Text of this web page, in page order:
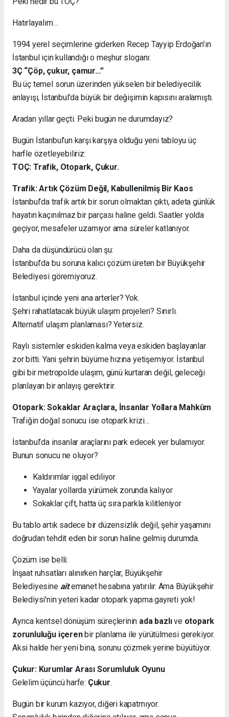
Hatırlayalım…
1994 yerel seçimlerine giderken Recep Tayyip Erdoğan’ın
İstanbul için kullandığı o meşhur sloganı:
3Ç “Çöp, çukur, çamur…”
Bu üç temel sorun üzerinden yükselen bir belediyecilik
anlayışı, İstanbul’da büyük bir değişimin kapısını aralamıştı.
Aradan yıllar geçti. Peki bugün ne durumdayız?
Bugün İstanbul’un karşı karşıya olduğu yeni tabloyu üç
harfle özetleyebiliriz:
TOÇ: Trafik, Otopark, Çukur.
Trafik: Artık Çözüm Değil, Kabullenilmiş Bir Kaos
İstanbul’da trafik artık bir sorun olmaktan çıktı, adeta günlük
hayatın kaçınılmaz bir parçası haline geldi. Saatler yolda
geçiyor, mesafeler uzamıyor ama süreler katlanıyor.
Daha da düşündürücü olan şu:
İstanbul’da bu soruna kalıcı çözüm üreten bir Büyükşehir
Belediyesi göremiyoruz.
İstanbul içinde yeni ana arterler? Yok.
Şehri rahatlatacak büyük ulaşım projeleri? Sınırlı.
Alternatif ulaşım planlaması? Yetersiz.
Raylı sistemler eskiden kalma veya eskiden başlayanlar
zor bitti. Yani şehrin büyüme hızına yetişemiyor. İstanbul
gibi bir metropolde ulaşım, günü kurtaran değil, geleceği
planlayan bir anlayış gerektirir.
Otopark: Sokaklar Araçlara, İnsanlar Yollara Mahkûm
Trafiğin doğal sonucu ise otopark krizi…
İstanbul’da insanlar araçlarını park edecek yer bulamıyor.
Bunun sonucu ne oluyor?
Kaldırımlar işgal ediliyor
Yayalar yollarda yürümek zorunda kalıyor
Sokaklar çift, hatta üç sıra parkla kilitleniyor
Bu tablo artık sadece bir düzensizlik değil, şehir yaşamını
doğrudan tehdit eden bir sorun haline gelmiş durumda.
Çözüm ise belli:
İnşaat ruhsatları alınırken harçlar, Büyükşehir
Belediyesine aitemanet hesabına yatırılır. Ama Büyükşehir
Belediysi'nin yeteri kadar otopark yapma gayreti yok!
Ayrıca kentsel dönüşüm süreçlerinin ada bazlıve otopark
zorunluluğu içerenbir planlama ile yürütülmesi gerekiyor.
Aksi halde her yeni bina, sorunu çözmek yerine büyütüyor.
Çukur: Kurumlar Arası Sorumluluk Oyunu
Gelelim üçüncü harfe: Çukur.
Bugün bir kurum kazıyor, diğeri kapatmıyor.